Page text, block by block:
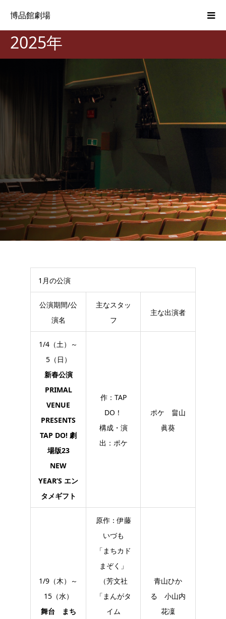
博品館劇場
2025年
1月の公演
公演期間/公
演名
主なスタッ
フ
主な出演者
1/4（土）～
5（日）
新春公演
PRIMAL
VENUE
PRESENTS
TAP DO! 劇
場版23
NEW
YEAR’S エン
タメギフト
作：TAP
DO！
構成・演
出：ポケ
ポケ 畠山
眞葵
1/9（木）～
15（水）
舞台 まち
原作：伊藤
いづも
「まちカド
まぞく」
（芳文社
「まんがタ
イム
青山ひか
る 小山内
花凜